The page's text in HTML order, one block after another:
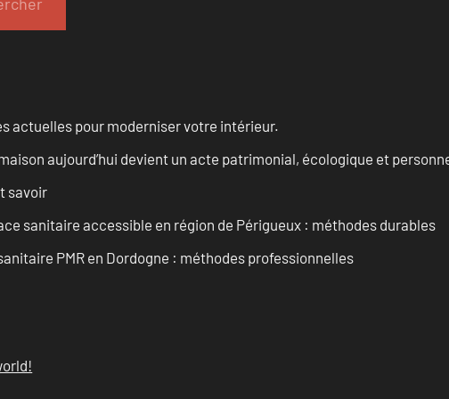
actuelles pour moderniser votre intérieur.
aujourd’hui devient un acte patrimonial, écologique et
savoir
sanitaire accessible en région de Périgueux : méthodes durables
PMR en Dordogne : méthodes professionnelles